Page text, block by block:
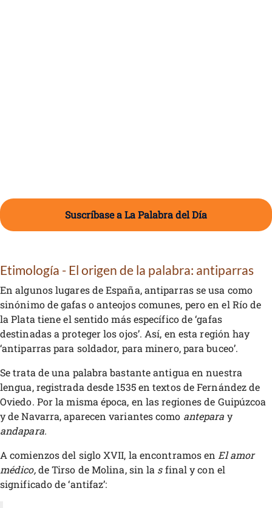
Suscríbase a La Palabra del Día
Etimología - El origen de la palabra: antiparras
En algunos lugares de España, antiparras se usa como
sinónimo de gafas o anteojos comunes, pero en el Río de
la Plata tiene el sentido más específico de ‘gafas
destinadas a proteger los ojos’. Así, en esta región hay
‘antiparras para soldador, para minero, para buceo’.
Se trata de una palabra bastante antigua en nuestra
lengua, registrada desde 1535 en textos de Fernández de
Oviedo. Por la misma época, en las regiones de Guipúzcoa
y de Navarra, aparecen variantes como antepara y
andapara.
A comienzos del siglo XVII, la encontramos en El amor
médico,de Tirso de Molina, sin la sfinal y con el
significado de ‘antifaz’: